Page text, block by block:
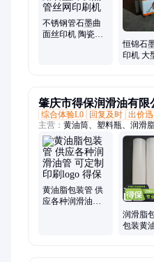
不锈钢管石墨曲
面丝印机 陶瓷管
恒锦石
印机 大
肇庆市得保润滑油有限
综合体验L0
回复及时 出价
主营： 黄油筒、塑料瓶、润滑
油、黄油枪专用包装
黄油脂包装管 供
应各种润滑油管
润滑脂
包装黄